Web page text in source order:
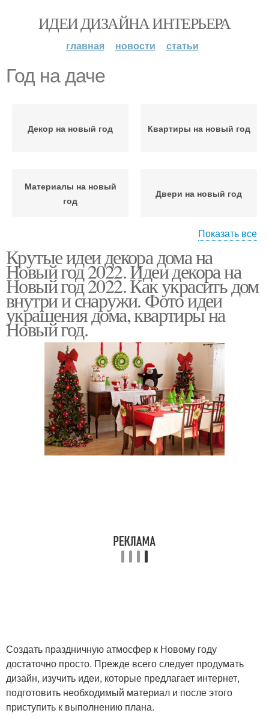
ИДЕИ ДИЗАЙНА ИНТЕРЬЕРА
главная новости статьи
Год на даче
Декор на новый год Квартиры на новый год
Материалы на новый
год
Двери на новый год
Год с детьми Год без затрат
Дом к новому году
Показать все
Крутые идеи декора дома на
Новый год 2022. Идеи декора на
Новый год 2022. Как украсить дом
внутри и снаружи. Фото идеи
украшения дома, квартиры на
Новый год.
Создать праздничную атмосфер к Новому году
достаточно просто. Прежде всего следует продумать
дизайн, изучить идеи, которые предлагает интернет,
подготовить необходимый материал и после этого
приступить к выполнению плана.